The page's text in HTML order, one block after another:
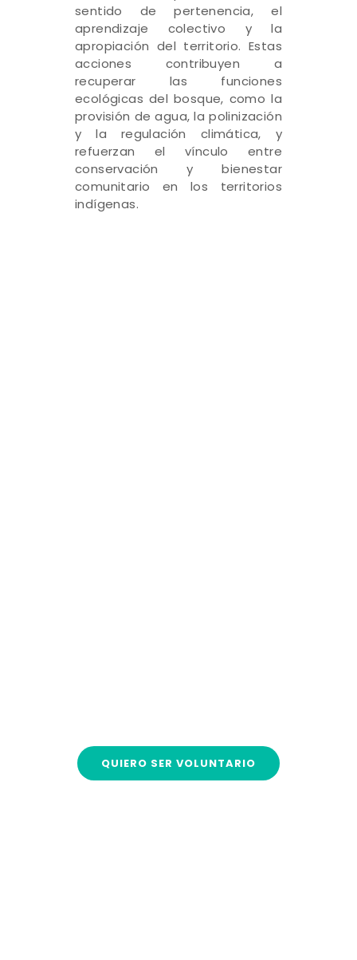
sentido de pertenencia, el
aprendizaje colectivo y la
apropiación del territorio. Estas
acciones contribuyen a
recuperar las funciones
ecológicas del bosque, como la
provisión de agua, la polinización
y la regulación climática, y
refuerzan el vínculo entre
conservación y bienestar
comunitario en los territorios
indígenas.
QUIERO SER VOLUNTARIO